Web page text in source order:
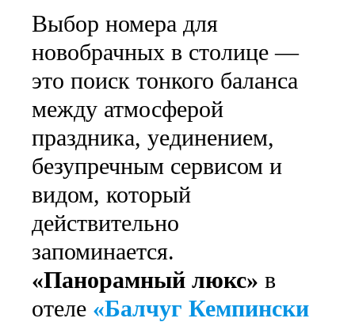
Выбор номера для
новобрачных в столице —
это поиск тонкого баланса
между атмосферой
праздника, уединением,
безупречным сервисом и
видом, который
действительно
запоминается.
«Панорамный люкс» в
отеле «Балчуг Кемпински